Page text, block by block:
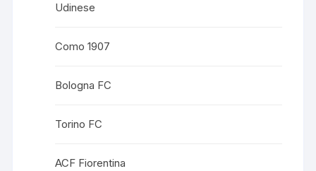
Udinese
Como 1907
Bologna FC
Torino FC
ACF Fiorentina